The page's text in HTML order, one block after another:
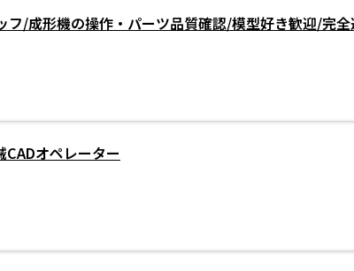
フ/成形機の操作・パーツ品質確認/模型好き歓迎/完
オペレーター